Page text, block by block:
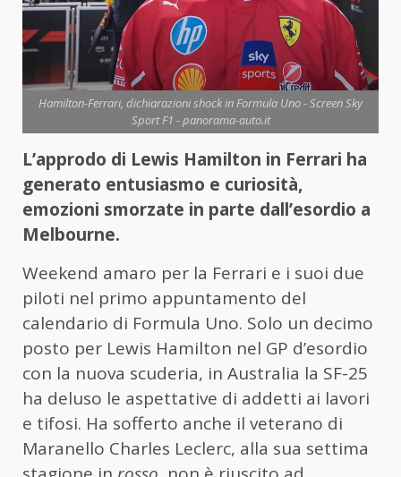
Hamilton-Ferrari, dichiarazioni shock in Formula Uno - Screen Sky
Sport F1 - panorama-auto.it
L’approdo di Lewis Hamilton in Ferrari ha
generato entusiasmo e curiosità,
emozioni smorzate in parte dall’esordio a
Melbourne.
Weekend amaro per la Ferrari e i suoi due
piloti nel primo appuntamento del
calendario di Formula Uno. Solo un decimo
posto per Lewis Hamilton nel GP d’esordio
con la nuova scuderia, in Australia la SF-25
ha deluso le aspettative di addetti ai lavori
e tifosi. Ha sofferto anche il veterano di
Maranello Charles Leclerc, alla sua settima